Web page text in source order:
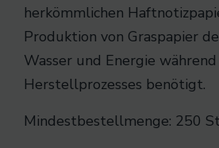
herkömmlichen
Produktion von Graspapier
Wasser und Energie
Herstellprozesses benötigt.
Mindestbestellmenge: 250